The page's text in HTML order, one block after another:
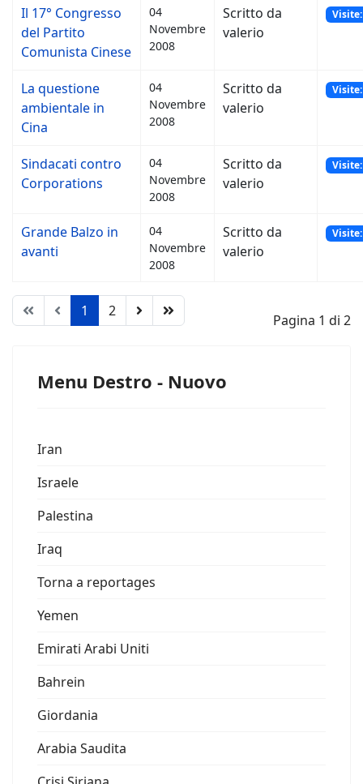
Il 17° Congresso
del Partito
Comunista Cinese
04
Novembre
2008
Scritto da
valerio
La questione
ambientale in
Cina
04
Novembre
2008
Scritto da
valerio
Sindacati contro
Corporations
04
Novembre
2008
Scritto da
valerio
Grande Balzo in
avanti
04
Novembre
2008
Scritto da
valerio
1 2
Pagina 1 di 2
Menu Destro - Nuovo
Iran
Israele
Palestina
Iraq
Torna a reportages
Yemen
Emirati Arabi Uniti
Bahrein
Giordania
Arabia Saudita